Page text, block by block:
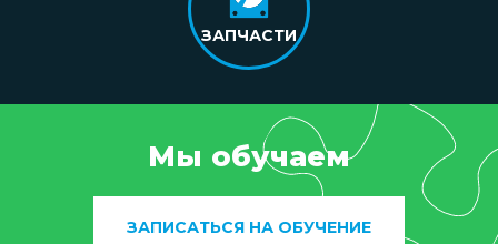
ЗАПЧАСТИ
Мы обучаем
ЗАПИСАТЬСЯ НА ОБУЧЕНИЕ